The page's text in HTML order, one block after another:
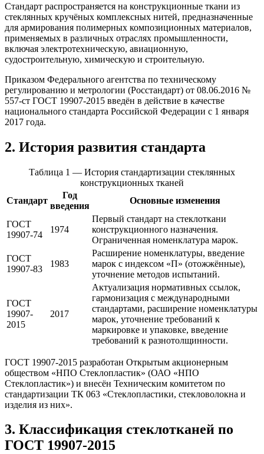
Стандарт распространяется на конструкционные ткани из
стеклянных кручёных комплексных нитей, предназначенные
для армирования полимерных композиционных материалов,
применяемых в различных отраслях промышленности,
включая электротехническую, авиационную,
судостроительную, химическую и строительную.
Приказом Федерального агентства по техническому
регулированию и метрологии (Росстандарт) от 08.06.2016 №
557-ст ГОСТ 19907-2015 введён в действие в качестве
национального стандарта Российской Федерации с 1 января
2017 года.
2. История развития стандарта
Таблица 1 — История стандартизации стеклянных
конструкционных тканей
Стандарт
Год
введения
Основные изменения
ГОСТ
19907-74
1974
Первый стандарт на стеклоткани
конструкционного назначения.
Ограниченная номенклатура марок.
ГОСТ
19907-83
1983
Расширение номенклатуры, введение
марок с индексом «П» (отожжённые),
уточнение методов испытаний.
ГОСТ
19907-
2015
2017
Актуализация нормативных ссылок,
гармонизация с международными
стандартами, расширение номенклатуры
марок, уточнение требований к
маркировке и упаковке, введение
требований к разнотолщинности.
ГОСТ 19907-2015 разработан Открытым акционерным
обществом «НПО Стеклопластик» (ОАО «НПО
Стеклопластик») и внесён Техническим комитетом по
стандартизации ТК 063 «Стеклопластики, стекловолокна и
изделия из них».
3. Классификация стеклотканей по
ГОСТ 19907-2015